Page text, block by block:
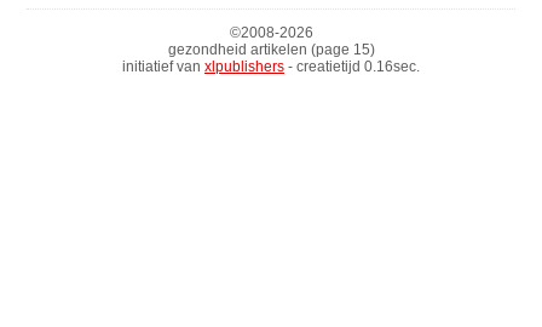
©2008-2026
gezondheid artikelen (page 15)
initiatief van xlpublishers - creatietijd 0.16sec.